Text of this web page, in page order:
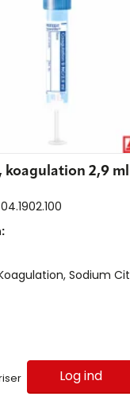
koagulation 2,9
04.1902.100
Sodium
Log ind